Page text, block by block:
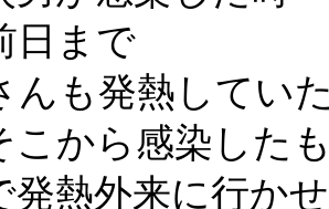
日まで
んも発熱してい
こから感染した
発熱外来に行か